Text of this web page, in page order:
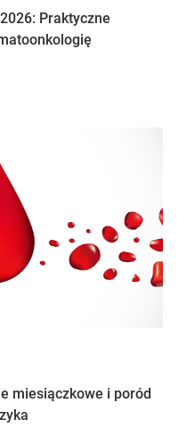
Praktyczne
miesiączkowe i poród